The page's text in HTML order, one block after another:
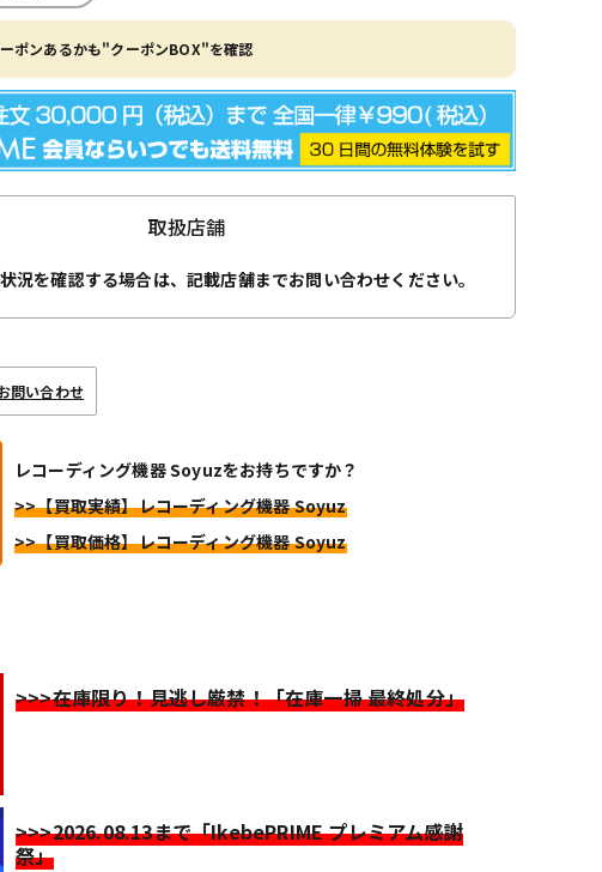
ポンあるかも"クーポンBOX"を確認
取扱店舗
況を確認する場合は、記載店舗までお問い合わせください。
問い合わせ
レコーディング機器 Soyuzをお持ちですか？
>>【買取実績】レコーディング機器 Soyuz
>>【買取価格】レコーディング機器 Soyuz
>>>在庫限り！見逃し厳禁！「在庫一掃 最終処分」
>>>2026.08.13まで「IkebePRIME プレミアム感謝
祭」